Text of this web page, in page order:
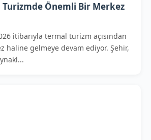
Önemli Bir Merkez
itibarıyla termal turizm açısından
haline gelmeye devam ediyor. Şehir,